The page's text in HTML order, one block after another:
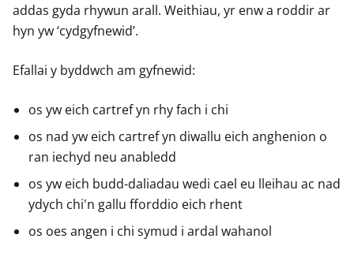
addas gyda rhywun arall. Weithiau, yr enw a roddir ar
hyn yw ‘cydgyfnewid’.
Efallai y byddwch am gyfnewid:
os yw eich cartref yn rhy fach i chi
os nad yw eich cartref yn diwallu eich anghenion o
ran iechyd neu anabledd
os yw eich budd-daliadau wedi cael eu lleihau ac nad
ydych chi'n gallu fforddio eich rhent
os oes angen i chi symud i ardal wahanol